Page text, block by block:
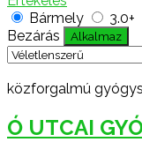
Bármely
3.0+
Bezárás
Alkalmaz
közforgalmú
Ó UTCAI